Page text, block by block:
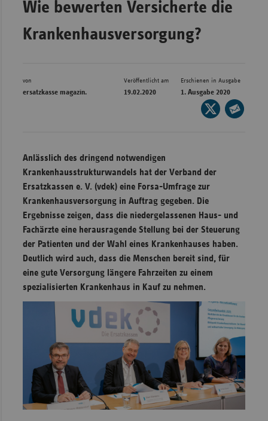
Hessen
Wie bewerten Versicherte die
Krankenhausversorgung?
von
ersatzkasse magazin.
Veröffentlicht am
19.02.2020
Erschienen in Ausgabe
1. Ausgabe 2020
Seite
auf
Anlässlich des dringend notwendigen
Krankenhausstrukturwandels hat der Verband der
Ersatzkassen e. V. (vdek) eine Forsa-Umfrage zur
Krankenhausversorgung in Auftrag gegeben. Die
Ergebnisse zeigen, dass die niedergelassenen Haus- und
Fachärzte eine herausragende Stellung bei der Steuerung
der Patienten und der Wahl eines Krankenhauses haben.
Deutlich wird auch, dass die Menschen bereit sind, für
eine gute Versorgung längere Fahrzeiten zu einem
spezialisierten Krankenhaus in Kauf zu nehmen.